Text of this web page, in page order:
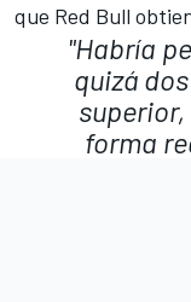
que Red Bull
"Habría
quizá
forma